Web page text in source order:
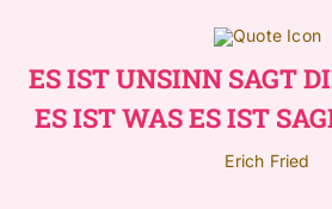
ES IST UNSINN SAGT
ES IST WAS ES IST
Erich Fried